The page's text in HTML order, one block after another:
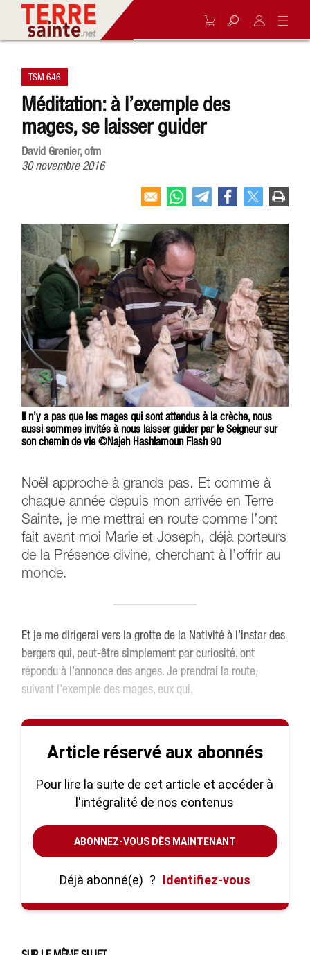
TSM 646
Méditation: à l’exemple des
mages, se laisser guider
David Grenier, ofm
30 novembre 2016
Il n’y a pas que les mages qui sont attendus à la crèche, nous
aussi sommes invités à nous laisser guider par le Seigneur sur
son chemin de vie ©Najeh Hashlamoun Flash 90
Noël approche à grands pas. Et comme à
chaque année depuis mon arrivée en Terre
Sainte, je me mettrai en route comme l’ont
fait avant moi Marie et Joseph, déjà porteurs
de la Présence divine, cherchant à l’offrir au
monde.
Et je me dirigerai vers la grotte de la Nativité à l’instar des
bergers qui, peut-être simplement par curiosité, ont
répondu à l’annonce des anges. Je prendrai la route,
suivant l’exemple des mages, eux qui,
Article réservé aux abonnés
Pour lire la suite de cet article et accéder à
l'intégralité de nos contenus
ABONNEZ-VOUS DÈS MAINTENANT
Déjà abonné(e) ? Identifiez-vous